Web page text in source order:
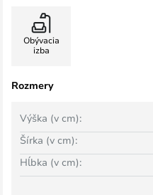
Obývacia
izba
Rozmery
Šírka (v cm):
Výška (v cm):
Hĺbka (v cm):